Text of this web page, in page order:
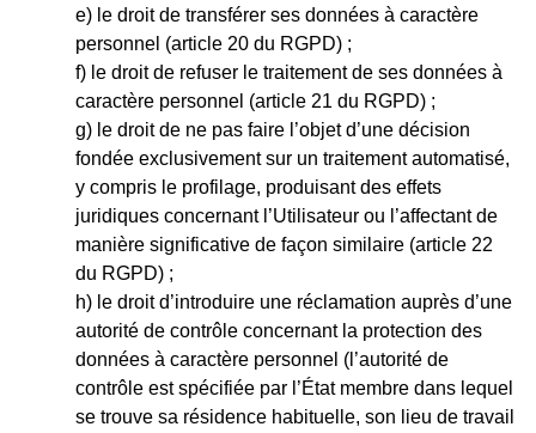
le droit de transférer ses données à caractère
personnel (article 20 du RGPD) ;
le droit de refuser le traitement de ses données à
caractère personnel (article 21 du RGPD) ;
le droit de ne pas faire l’objet d’une décision
fondée exclusivement sur un traitement automatisé,
y compris le profilage, produisant des effets
juridiques concernant l’Utilisateur ou l’affectant de
manière significative de façon similaire (article 22
du RGPD) ;
le droit d’introduire une réclamation auprès d’une
autorité de contrôle concernant la protection des
données à caractère personnel (l’autorité de
contrôle est spécifiée par l’État membre dans lequel
se trouve sa résidence habituelle, son lieu de travail